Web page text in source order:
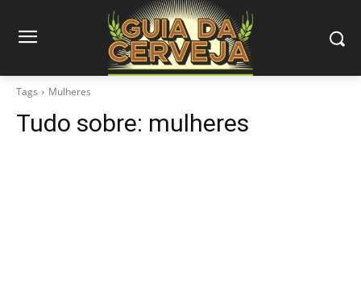
Tags Mulheres
Tudo sobre: mulheres